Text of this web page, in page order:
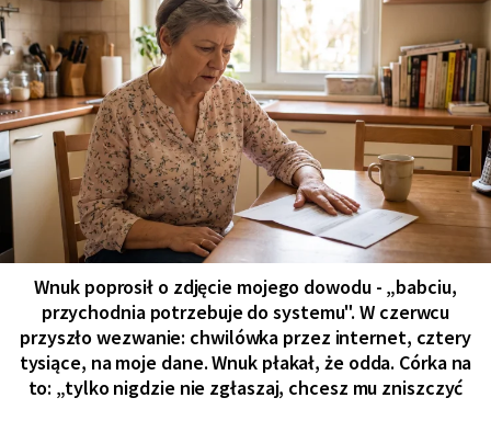
Wnuk poprosił o zdjęcie mojego dowodu - „babciu,
przychodnia potrzebuje do systemu". W czerwcu
przyszło wezwanie: chwilówka przez internet, cztery
tysiące, na moje dane. Wnuk płakał, że odda. Córka na
to: „tylko nigdzie nie zgłaszaj, chcesz mu zniszczyć